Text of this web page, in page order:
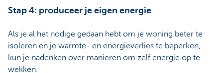
Stap 4: produceer je eigen energie
Als je al het nodige gedaan hebt om je woning beter te
isoleren en je warmte- en energieverlies te beperken,
kun je nadenken over manieren om zelf energie op te
wekken.